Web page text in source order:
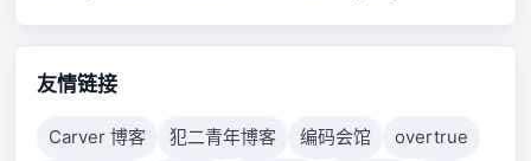
connection failed because connected host has failed
to respond.
友情链接
Carver 博客 犯二青年博客 编码会馆
overtrue